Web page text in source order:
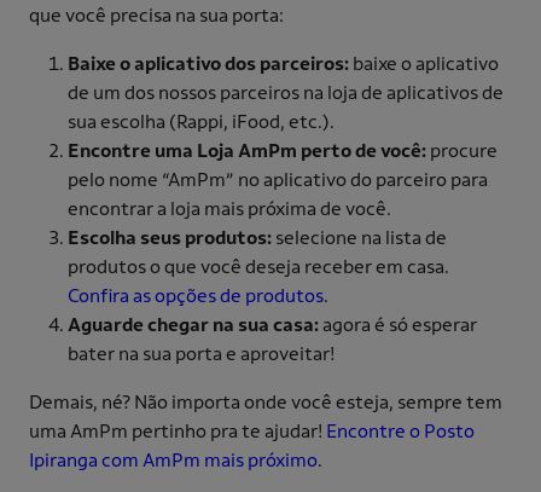
que você precisa na sua porta:
Baixe o aplicativo dos parceiros: baixe o aplicativo
de um dos nossos parceiros na loja de aplicativos de
sua escolha (Rappi, iFood, etc.).
Encontre uma Loja AmPm perto de você: procure
pelo nome “AmPm” no aplicativo do parceiro para
encontrar a loja mais próxima de você.
Escolha seus produtos: selecione na lista de
produtos o que você deseja receber em casa.
Confira as opções de produtos.
Aguarde chegar na sua casa: agora é só esperar
bater na sua porta e aproveitar!
Demais, né? Não importa onde você esteja, sempre tem
uma AmPm pertinho pra te ajudar! Encontre o Posto
Ipiranga com AmPm mais próximo.